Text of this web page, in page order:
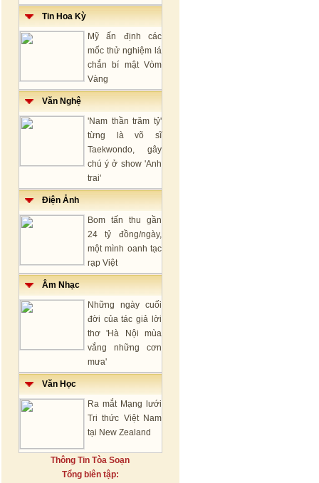
Tin Hoa Kỳ
Mỹ ấn định các
mốc thử nghiệm lá
chắn bí mật Vòm
Vàng
Văn Nghệ
'Nam thần trăm tỷ'
từng là võ sĩ
Taekwondo, gây
chú ý ở show 'Anh
trai'
Điện Ảnh
Bom tấn thu gần
24 tỷ đồng/ngày,
một mình oanh tạc
rạp Việt
Âm Nhạc
Những ngày cuối
đời của tác giả lời
thơ 'Hà Nội mùa
vắng những cơn
mưa'
Văn Học
Ra mắt Mạng lưới
Tri thức Việt Nam
tại New Zealand
Thông Tin Tòa Soạn
Tổng biên tập: